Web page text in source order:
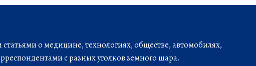
о медицине, технологиях, обществе, автомобилях,
с разных уголков земного шара.